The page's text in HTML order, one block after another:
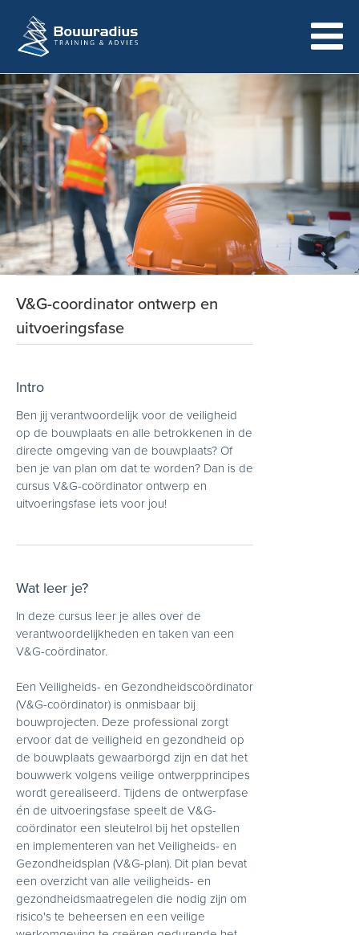
V&G-coordinator ontwerp en
uitvoeringsfase
Intro
Ben jij verantwoordelijk voor de veiligheid
op de bouwplaats en alle betrokkenen in de
directe omgeving van de bouwplaats? Of
ben je van plan om dat te worden? Dan is de
cursus V&G-coördinator ontwerp en
uitvoeringsfase iets voor jou!
Wat leer je?
In deze cursus leer je alles over de
verantwoordelijkheden en taken van een
V&G-coördinator.
Een Veiligheids- en Gezondheidscoördinator
(V&G-coördinator) is onmisbaar bij
bouwprojecten. Deze professional zorgt
ervoor dat de veiligheid en gezondheid op
de bouwplaats gewaarborgd zijn en dat het
bouwwerk volgens veilige ontwerpprincipes
wordt gerealiseerd. Tijdens de ontwerpfase
én de uitvoeringsfase speelt de V&G-
coördinator een sleutelrol bij het opstellen
en implementeren van het Veiligheids- en
Gezondheidsplan (V&G-plan). Dit plan bevat
een overzicht van alle veiligheids- en
gezondheidsmaatregelen die nodig zijn om
risico's te beheersen en een veilige